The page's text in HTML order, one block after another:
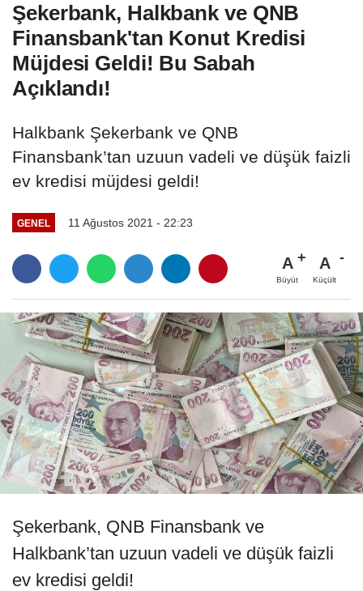
Şekerbank, Halkbank ve QNB
Finansbank'tan Konut Kredisi
Müjdesi Geldi! Bu Sabah
Açıklandı!
Halkbank Şekerbank ve QNB
Finansbank’tan uzuun vadeli ve düşük faizli
ev kredisi müjdesi geldi!
GENEL 11 Ağustos 2021 - 22:23
A
Büyüt
A
Küçült
Şekerbank, QNB Finansbank ve
Halkbank’tan uzuun vadeli ve düşük faizli
ev kredisi geldi!